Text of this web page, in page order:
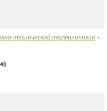
технической терминологии >